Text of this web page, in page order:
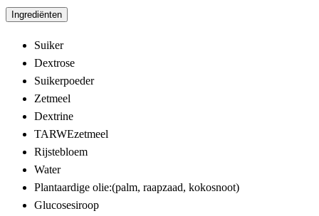
Ingrediënten
Suiker
Dextrose
Suikerpoeder
Zetmeel
Dextrine
TARWEzetmeel
Rijstebloem
Water
Plantaardige olie:(palm, raapzaad, kokosnoot)
Glucosesiroop